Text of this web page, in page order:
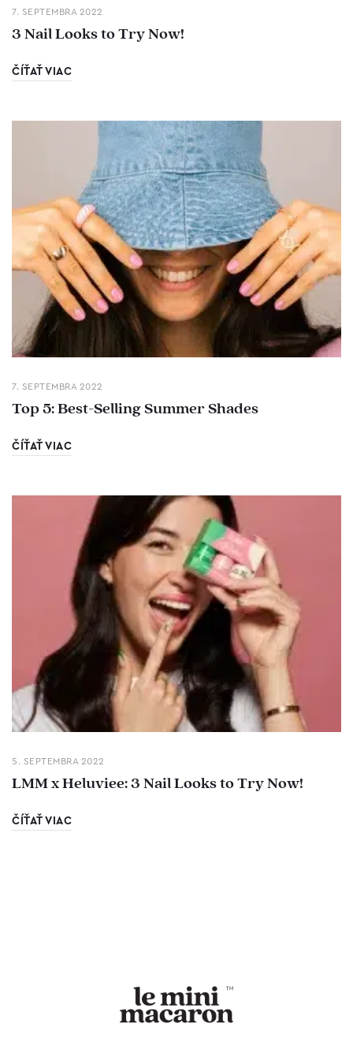
7. SEPTEMBRA 2022
3 Nail Looks to Try Now!
ČÍŤAŤ VIAC
7. SEPTEMBRA 2022
Top 5: Best-Selling Summer Shades
ČÍŤAŤ VIAC
5. SEPTEMBRA 2022
LMM x Heluviee: 3 Nail Looks to Try Now!
ČÍŤAŤ VIAC